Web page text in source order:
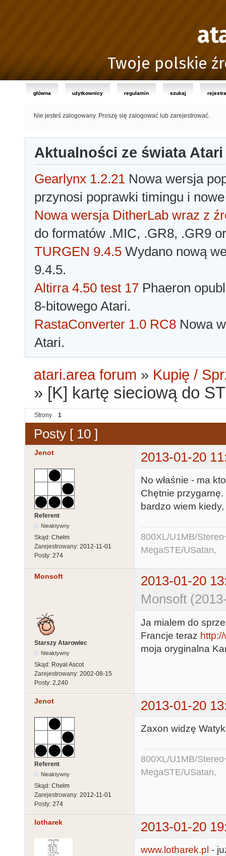
Twoje polskie
główna użytkownicy regulamin szukaj
Nie jesteś zalogowany. Proszę się zalogować lub zarejestrować.
Aktualności ze świata Atari
Gearlynx 1.2.21 Nowa wersja
przynosi poprawki timingu i
Nowa wersja DitherLab wraz z
do formatów .MIC, .GR8, .GR9
TURGEN 9.4.5 Wydano nową
9.4.5.
Altirra 4.50 test 17 Phaeron
8-bitowego Atari.
RastaConverter 1.0 RC8 Nowa
Atari.
atari.area forum » Kupię /
» [K] kartę sieciową do ST
Strony 1
Posty [ 10 ]
Jenot 2013-01-20
Referent
Nieaktywny
Skąd: Chełm
Zarejestrowany: 2012-11-01
Posty: 274
No właśnie - ma
Chętnie
bardzo wiem
800XL/U1MB/
MegaSTE/USatan,
Monsoft
2013-01-20
Monsoft
Starszy Atarowiec
Nieaktywny
Skąd: Royal Ascot
Zarejestrowany: 2002-08-15
Posty: 2,240
Ja mialem do
Francje teraz
moja oryginalna
Jenot 2013-01-20
Referent
Nieaktywny
Skąd: Chełm
Zarejestrowany: 2012-11-01
Posty: 274
Zaxon widzę
800XL/U1MB/
MegaSTE/USatan,
lotharek 2013-01-20
www.lotharek.pl -